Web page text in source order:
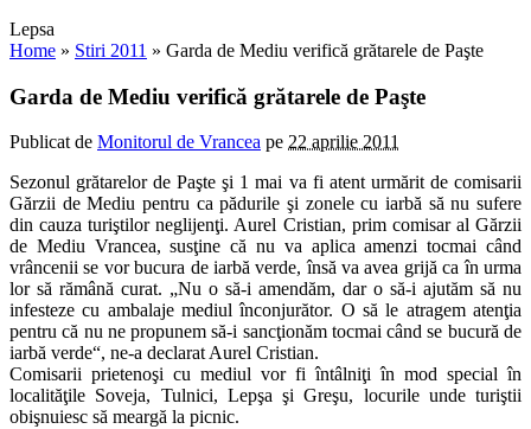
Lepsa
Home » Stiri 2011 » Garda de Mediu verifică grătarele de Paşte
Garda de Mediu verifică grătarele de Paşte
Publicat de Monitorul de Vrancea pe 22 aprilie 2011
Sezonul grătarelor de Paşte şi 1 mai va fi atent urmărit de comisarii
Gărzii de Mediu pentru ca pădurile şi zonele cu iarbă să nu sufere
din cauza turiştilor neglijenţi. Aurel Cristian, prim comisar al Gărzii
de Mediu Vrancea, susţine că nu va aplica amenzi tocmai când
vrâncenii se vor bucura de iarbă verde, însă va avea grijă ca în urma
lor să rămână curat. „Nu o să-i amendăm, dar o să-i ajutăm să nu
infesteze cu ambalaje mediul înconjurător. O să le atragem atenţia
pentru că nu ne propunem să-i sancţionăm tocmai când se bucură de
iarbă verde“, ne-a declarat Aurel Cristian.
Comisarii prietenoşi cu mediul vor fi întâlniţi în mod special în
localităţile Soveja, Tulnici, Lepşa şi Greşu, locurile unde turiştii
obişnuiesc să meargă la picnic.